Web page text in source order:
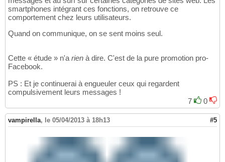
smartphones intégrant ces fonctions, on retrouve ce
comportement chez leurs utilisateurs.
Quand on communique, on se sent moins seul.
Cette « étude » n'a rien à dire. C'est de la pure promotion pro-
Facebook.
PS : Et je continuerai à engueuler ceux qui regardent
compulsivement leurs messages !
7
0
vampirella, le 05/04/2013 à 18h13 #5